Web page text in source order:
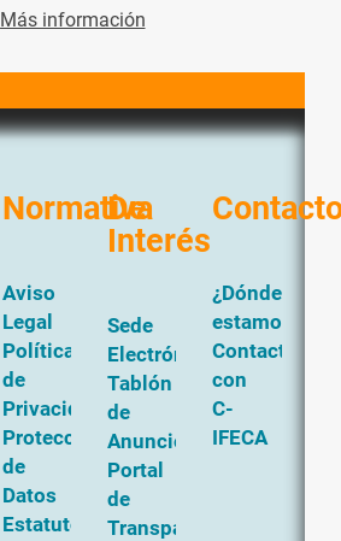
Normativa
Aviso
Legal
Política
de
Privacidad
Protección
de
Datos
Estatutos
De
Interés
Sede
Electrónica
Tablón
de
Anuncios
Portal
de
Transparencia
¿Dónde
estamos?
Contacta
con
C-
IFECA
Más información